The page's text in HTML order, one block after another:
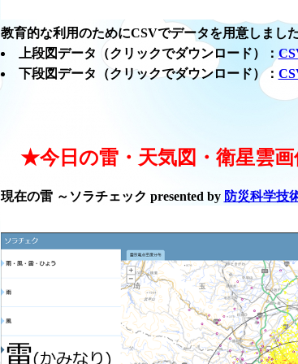
教育的な利用のためにCSVでデータを用意しました
上段図データ（クリックでダウンロード）：
下段図データ（クリックでダウンロード）：
★今日の雷・天気図・衛星雲
現在の雷 ～ソラチェック presented by 防災科学技